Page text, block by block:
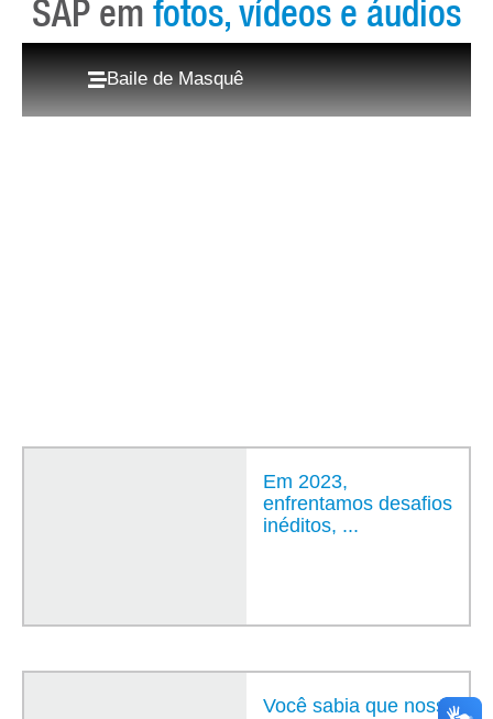
SAP em fotos, vídeos e áudios
Baile de Masquê
Em 2023,
enfrentamos desafios
inéditos, ...
Você sabia que nossa